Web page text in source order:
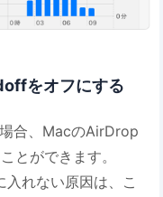
をオフにする
合、MacのAirDrop
とができます。
れない原因は、こ